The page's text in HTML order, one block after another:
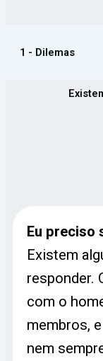
1 - Dilemas
Eu preciso
Existem
responder.
com o
membros,
nem